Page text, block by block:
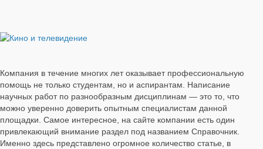
Компания в течение многих лет оказывает профессиональную
помощь не только студентам, но и аспирантам. Написание
научных работ по разнообразным дисциплинам — это то, что
можно уверенно доверить опытным специалистам данной
площадки. Самое интересное, на сайте компании есть один
привлекающий внимание раздел под названием Справочник.
Именно здесь представлено огромное количество статье, в